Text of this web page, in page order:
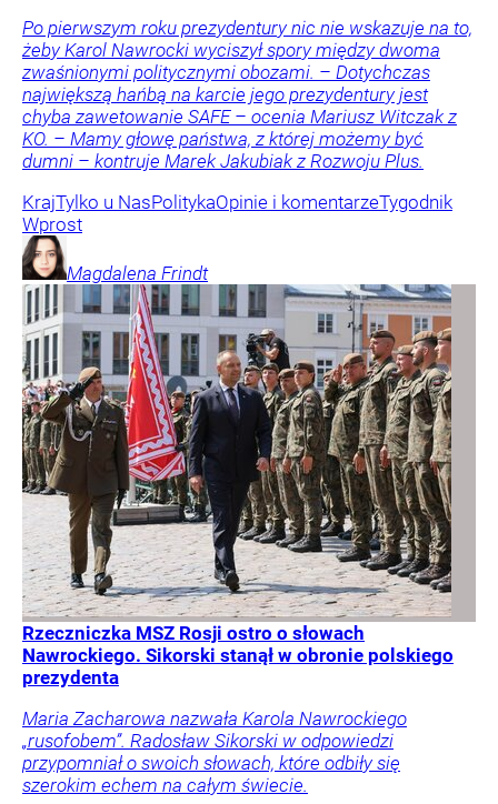
Po pierwszym roku prezydentury nic nie wskazuje na to,
żeby Karol Nawrocki wyciszył spory między dwoma
zwaśnionymi politycznymi obozami. – Dotychczas
największą hańbą na karcie jego prezydentury jest
chyba zawetowanie SAFE – ocenia Mariusz Witczak z
KO. – Mamy głowę państwa, z której możemy być
dumni – kontruje Marek Jakubiak z Rozwoju Plus.
KrajTylko u NasPolitykaOpinie i komentarzeTygodnik
Wprost
Magdalena Frindt
Rzeczniczka MSZ Rosji ostro o słowach
Nawrockiego. Sikorski stanął w obronie polskiego
prezydenta
Maria Zacharowa nazwała Karola Nawrockiego
„rusofobem”. Radosław Sikorski w odpowiedzi
przypomniał o swoich słowach, które odbiły się
szerokim echem na całym świecie.